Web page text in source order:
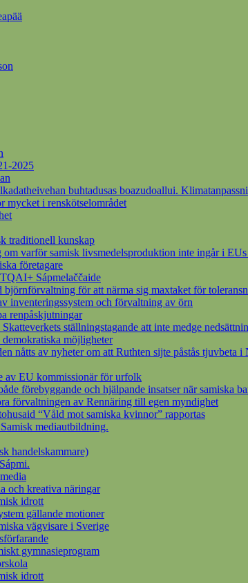
2025
buhtadusas boazudoallui.
mycket i renskötselområdet
traditionell kunskap
varför samisk livsmedelsproduktion inte ingår i
företagare
Sápmelaččaide
för att närma sig maxtaket för
inventeringssystem och förvaltning av örn
renpåskjutningar
ställningstagande att inte medge
möjligheter
nåtts av nyheter om att Ruthten sijte påstås tjuvbeta i
av EU kommissionär för urfolk
förebyggande och hjälpande insatser när
förvaltningen av Rennäring till egen myndighet
“Våld mot samiska kvinnor” rapportas
mediautbildning.
handelskammare)
och kreativa näringar
idrott
gällande motioner
vägvisare i Sverige
gymnasieprogram
idrott